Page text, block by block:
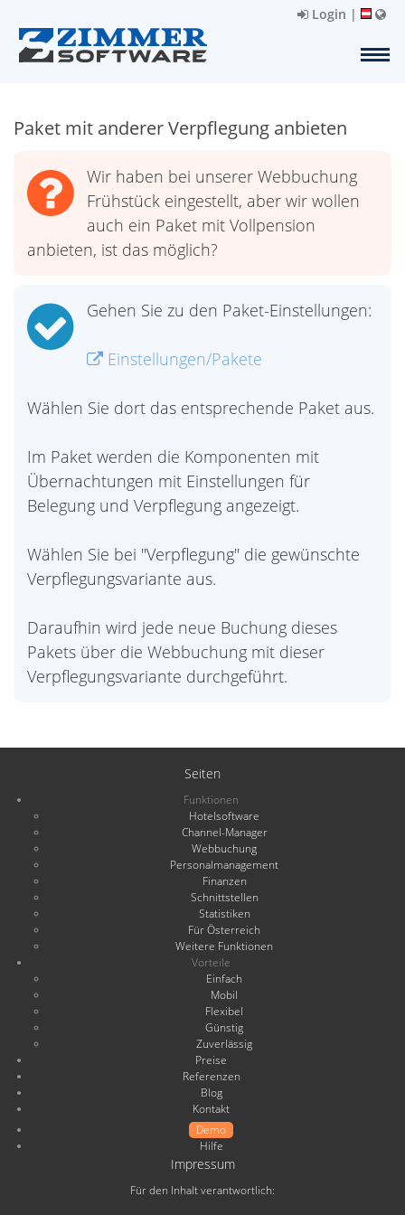
Login |
Paket mit anderer Verpflegung anbieten
Wir haben bei unserer Webbuchung
Frühstück eingestellt, aber wir wollen
auch ein Paket mit Vollpension
anbieten, ist das möglich?
Gehen Sie zu den Paket-Einstellungen:
Einstellungen/Pakete
Wählen Sie dort das entsprechende Paket aus.
Im Paket werden die Komponenten mit
Übernachtungen mit Einstellungen für
Belegung und Verpflegung angezeigt.
Wählen Sie bei "Verpflegung" die gewünschte
Verpflegungsvariante aus.
Daraufhin wird jede neue Buchung dieses
Pakets über die Webbuchung mit dieser
Verpflegungsvariante durchgeführt.
Seiten
Funktionen
Hotelsoftware
Channel-Manager
Webbuchung
Personalmanagement
Finanzen
Schnittstellen
Statistiken
Für Österreich
Weitere Funktionen
Vorteile
Einfach
Mobil
Flexibel
Günstig
Zuverlässig
Preise
Referenzen
Blog
Kontakt
Demo
Hilfe
Impressum
Für den Inhalt verantwortlich: